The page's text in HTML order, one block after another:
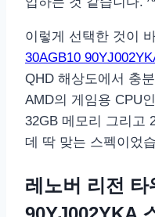
이렇게 선택한 것이
30AGB10
QHD 해상도에서 충
AMD의 게임용 CPU
32GB 메모리 그리고
데 딱 맞는 스펙이었
레노버 리전